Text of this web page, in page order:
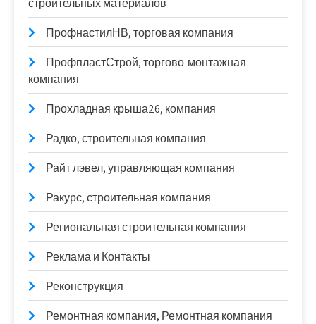
строительных материалов
ПрофнастилНВ, торговая компания
ПрофпластСтрой, торгово-монтажная
компания
Прохладная крыша26, компания
Радко, строительная компания
Райт лэвел, управляющая компания
Ракурс, строительная компания
Региональная строительная компания
Реклама и Контакты
Реконструкция
Ремонтная компания, Ремонтная компания